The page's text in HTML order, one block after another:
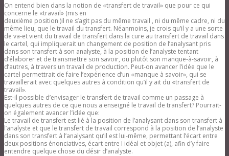
On entend bien dans la notion de «transfert de travail» que pour ce qui
concerne le «travail» (mis en
deuxième position )il ne s’agit pas du même travail , ni du même cadre, ni du
même lieu, que le travail du transfert. Néanmoins, je crois qu’il y a une sorte
de va-et vient du travail de transfert dans la cure au transfert de travail dans
le cartel, qui impliquerait un changement de position de l’analysant pris
dans son transfert à son analyste, à la position de l’analyste tentant
d’élaborer et de transmettre son savoir, ou plutôt son manque-à-savoir, à
d’autres, à travers un travail de production. Peut-on avancer l’idée que le
cartel permettrait de faire l’expérience d’un «manque à savoir», qui se
travaillerait avec quelques autres à condition qu’il y ait du «transfert de
travail».
Est-il possible d’envisager le transfert de travail comme un passage à
quelques autres de ce que nous a enseigné le travail de transfert? Pourrait-
on également avancer l’idée que:
Le travail de transfert est lié à la position de l’analysant dans son transfert à
l’analyste et que le transfert de travail correspond à la position de l’analyste
dans son transfert à l’analysant qu’il est lui-même, permettant l’écart entre
deux positions énonciatives, écart entre I idéal et objet (a), afin d’y faire
entendre quelque chose du désir d’analyste.